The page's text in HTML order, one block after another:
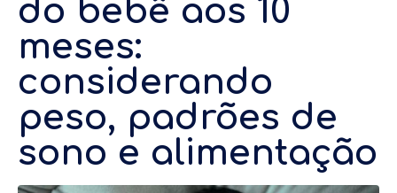
do bebê aos 10
meses:
considerando
peso, padrões de
sono e alimentação